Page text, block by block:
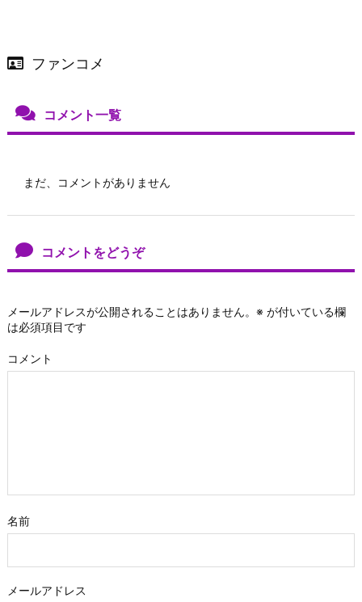
ファンコメ
コメント一覧
まだ、コメントがありません
コメントをどうぞ
メールアドレスが公開されることはありません。 ※ が付いている欄
は必須項目です
コメント
名前
メールアドレス